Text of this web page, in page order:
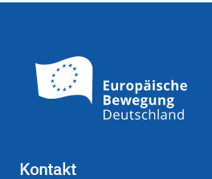
Kontakt